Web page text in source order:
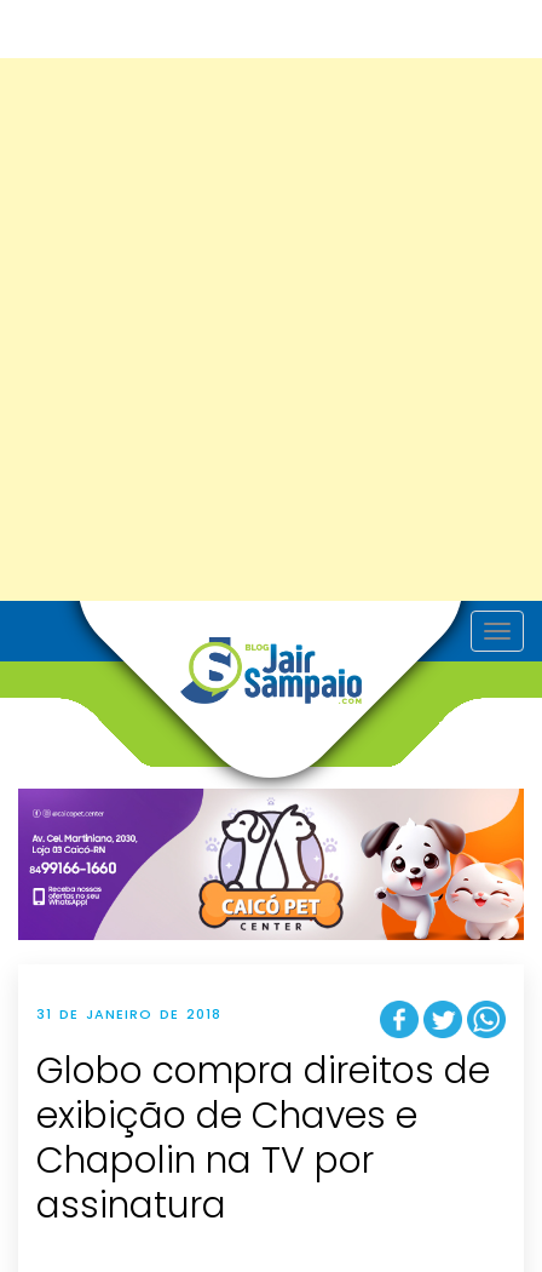
T
o
v
g
t
i
o
n
31 DE JANEIRO DE 2018
Globo compra direitos de
exibição de Chaves e
Chapolin na TV por
assinatura